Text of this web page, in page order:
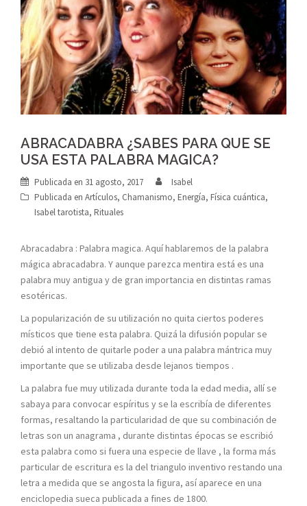
ABRACADABRA ¿SABES PARA QUE SE
USA ESTA PALABRA MAGICA?
Publicada en 31 agosto, 2017
Isabel
Publicada en Artículos, Chamanismo, Energía, Física cuántica,
Isabel tarotista, Rituales
Abracadabra : Palabra magica. Aquí hablaremos de la palabra
mágica abracadabra. Y aunque parezca mentira está es una
palabra muy antigua y de gran importancia en distintas ramas
esotéricas.
La popularización de su utilización no quita ciertos poderes
místicos que tiene esta palabra. Quizá la difusión popular se
debió al intento de quitarle poder a una palabra mántrica muy
importante que se utilizaba desde lejanos tiempos .
La palabra fue muy utilizada durante toda la edad media, allí se
sabaya para convocar espíritus y se la escribía de diferentes
formas, resaltando la particularidad de que su combinación de
letras son un anagrama , durante distintas épocas se escribió
esta palabra como si fuera una especie de llave , la forma más
particular de escritura es la del triangulo inventivo restando una
letra a medida que se angosta la figura, así aparece en una
enciclopedia sueca publicada a fines de 1800.